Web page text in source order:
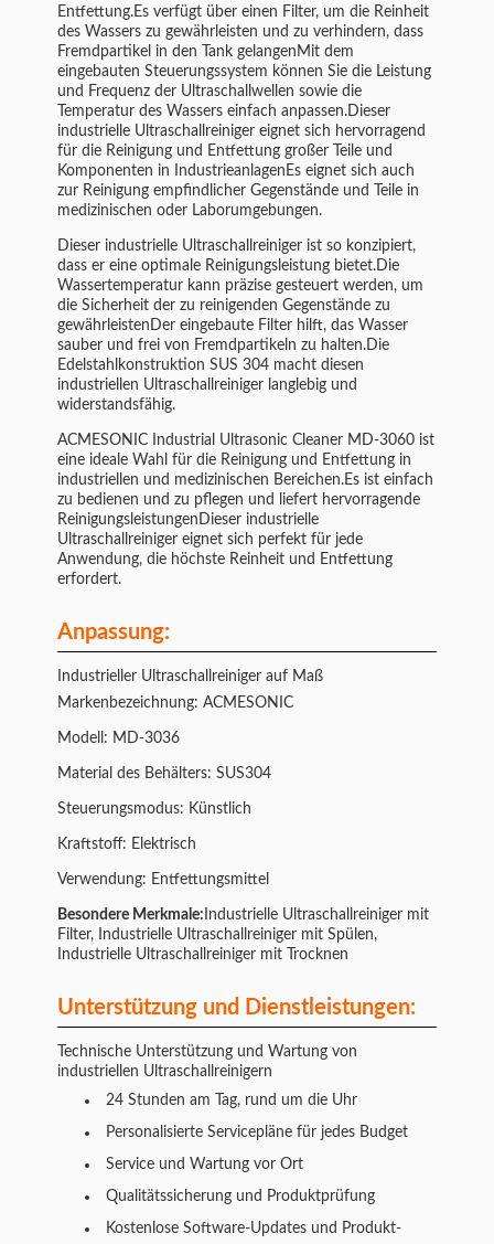
Entfettung.Es verfügt über einen Filter, um die Reinheit
des Wassers zu gewährleisten und zu verhindern, dass
Fremdpartikel in den Tank gelangenMit dem
eingebauten Steuerungssystem können Sie die Leistung
und Frequenz der Ultraschallwellen sowie die
Temperatur des Wassers einfach anpassen.Dieser
industrielle Ultraschallreiniger eignet sich hervorragend
für die Reinigung und Entfettung großer Teile und
Komponenten in IndustrieanlagenEs eignet sich auch
zur Reinigung empfindlicher Gegenstände und Teile in
medizinischen oder Laborumgebungen.
Dieser industrielle Ultraschallreiniger ist so konzipiert,
dass er eine optimale Reinigungsleistung bietet.Die
Wassertemperatur kann präzise gesteuert werden, um
die Sicherheit der zu reinigenden Gegenstände zu
gewährleistenDer eingebaute Filter hilft, das Wasser
sauber und frei von Fremdpartikeln zu halten.Die
Edelstahlkonstruktion SUS 304 macht diesen
industriellen Ultraschallreiniger langlebig und
widerstandsfähig.
ACMESONIC Industrial Ultrasonic Cleaner MD-3060 ist
eine ideale Wahl für die Reinigung und Entfettung in
industriellen und medizinischen Bereichen.Es ist einfach
zu bedienen und zu pflegen und liefert hervorragende
ReinigungsleistungenDieser industrielle
Ultraschallreiniger eignet sich perfekt für jede
Anwendung, die höchste Reinheit und Entfettung
erfordert.
Anpassung:
Industrieller Ultraschallreiniger auf Maß
Markenbezeichnung: ACMESONIC
Modell: MD-3036
Material des Behälters: SUS304
Steuerungsmodus: Künstlich
Kraftstoff: Elektrisch
Verwendung: Entfettungsmittel
Besondere Merkmale: Industrielle Ultraschallreiniger mit
Filter, Industrielle Ultraschallreiniger mit Spülen,
Industrielle Ultraschallreiniger mit Trocknen
Unterstützung und Dienstleistungen:
Technische Unterstützung und Wartung von
industriellen Ultraschallreinigern
24 Stunden am Tag, rund um die Uhr
Personalisierte Servicepläne für jedes Budget
Service und Wartung vor Ort
Qualitätssicherung und Produktprüfung
Kostenlose Software-Updates und Produkt-